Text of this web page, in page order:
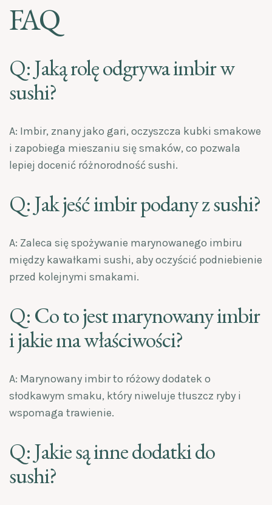
FAQ
Q: Jaką rolę odgrywa imbir w
sushi?
A: Imbir, znany jako gari, oczyszcza kubki smakowe
i zapobiega mieszaniu się smaków, co pozwala
lepiej docenić różnorodność sushi.
Q: Jak jeść imbir podany z sushi?
A: Zaleca się spożywanie marynowanego imbiru
między kawałkami sushi, aby oczyścić podniebienie
przed kolejnymi smakami.
Q: Co to jest marynowany imbir
i jakie ma właściwości?
A: Marynowany imbir to różowy dodatek o
słodkawym smaku, który niweluje tłuszcz ryby i
wspomaga trawienie.
Q: Jakie są inne dodatki do
sushi?